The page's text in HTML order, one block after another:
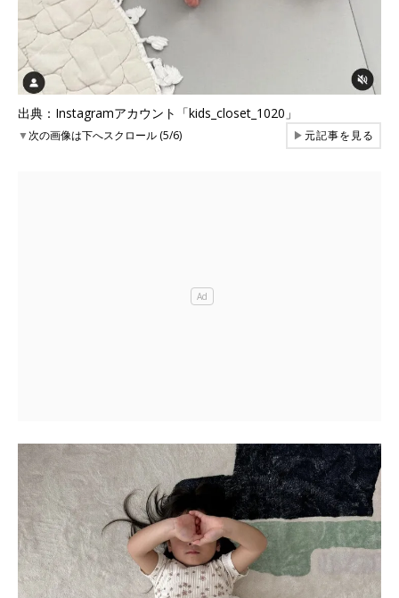
出典：Instagramアカウント「kids_closet_1020」
▼次の画像は下へスクロール (5/6) ▶元記事を見る